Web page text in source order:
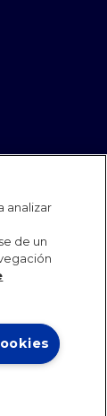
Dona
analizar
de un